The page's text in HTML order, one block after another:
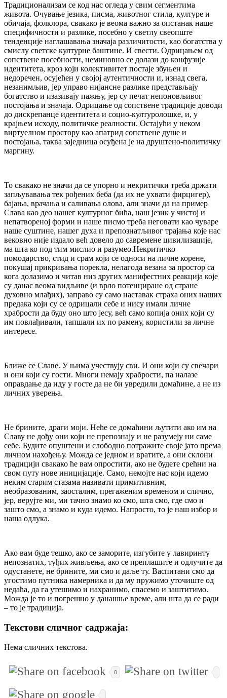
Традиционализам се код нас огледа у свим сегментима
живота. Очување језика, писма, животног стила, културе и
обичаја, фолклора, свакако је веома важно за опстанак наше
специфичности и разлике, посебно у светлу свеопште
тенденције наглашавања значаја различитости, као богатства у
смислу светске културне баштине. И свести. Одрицањем од
сопствене посебности, неминовно се долази до конфузије
идентитета, кроз који колективитет постаје збуњен и
недоречен, осујећен у својој аутентичности и, изнад свега,
незанимљив, јер управо нијансне разлике представљају
богатство и изазивају пажњу, јер су печат непоновљивог
постојања и значаја. Одрицање од сопствене традиције доводи
до дискрепанце идентитета и социо-културолошке, и, у
крајњем исходу, политичке реалности. Остајући у неком
виртуелном простору као апатрид сопствене душе и
постојања, таква заједница осуђена је на друштено-политичку
маргину.
То свакако не значи да се упорно и некритички треба држати
запљувавања тек рођених беба (да их не ухвати фирцигер),
бајања, врачања и саливања олова, али значи да на пример
Слава као део нашег културног бића, наш језик у чистој и
непатвореној форми и наше писмо треба неговати као чуваре
наше суштине, нашег духа и препознатљивог трајања које нас
вековно није издало већ довело до савремене цивилизације,
ма шта ко под тим мислио и разумео.Некритичко
помодарство, стид и срам који се односи на личне корене,
покушај прикривања порекла, нелагода везана за простор са
кога долазимо и читав низ других манифестних реакција које
су данас веома видљиве (и врло потенциране од стране
духовно млађих), заправо су само наставак страха оних наших
предака који су се одрицали себе и нису имали личне
храбрости да буду оно што јесу, већ само копија оних који су
им повлађивали, тапшали их по рамену, користили за личне
интересе.
Ближе се Славе. У њима учествују сви. И они који су свечари
и они који су гости. Многи немају храбрости, па налазе
оправдање да иду у госте да не би увредили домаћине, а не из
личних уверења.
Не брините, драги моји. Неће се домаћини љутити ако им на
Славу не дођу они који не препознају и не разумеју ни саме
себе. Будите опуштени и слободно потражите своје јато према
личном нахођењу. Можда се једном и вратите, а они склони
традицији свакако ће вам опростити, ако не будете срећни на
свом путу нове иницијације. Само, немојте нас који идемо
неким старим стазама називати примитивним,
необразованим, заосталим, прегаженим временом и слично,
јер, верујте ми, ми тачно знамо ко смо, шта смо, где смо и
зашто смо, а знамо и куда идемо. Напросто, то је наш избор и
наша одлука.
Ако вам буде тешко, ако се заморите, изгубите у лавиринту
непознатих, туђих живљења, ако се преплашите и одлучите да
одустанете, не брините, ми смо и даље ту. Васпитани смо да
угостимо путника намерника и да му пружимо уточиште од
недаћа, да га утешимо и нахранимо, спасемо и заштитимо.
Можда је то и погрешно у данашње време, али шта да се ради
– то је традиција.
Текстови сличног садржаја:
Нема сличних текстова.
0